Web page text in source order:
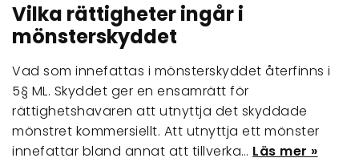
Vilka rättigheter ingår i
mönsterskyddet
Vad som innefattas i mönsterskyddet återfinns i
5§ ML. Skyddet ger en ensamrätt för
rättighetshavaren att utnyttja det skyddade
mönstret kommersiellt. Att utnyttja ett mönster
innefattar bland annat att tillverka… Läs mer »